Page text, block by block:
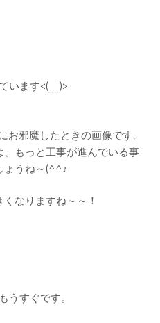
います<(_ _)>
お邪魔したときの画像です。
、もっと工事が進んでいる事
ょうね～(^^♪
くなりますね～～！
うすぐです。